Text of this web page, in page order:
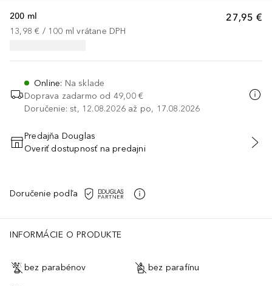
27,95 €
200 ml
13,98 € / 100 ml vrátane DPH
Online: Na sklade
Doprava zadarmo od 49,00 €
Doručenie: st, 12.08.2026 až po, 17.08.2026
PRIDAŤ DO KOŠÍKA
Predajňa Douglas
Overiť dostupnosť na predajni
Doručenie podľa
INFORMÁCIE O PRODUKTE
bez parabénov bez parafínu